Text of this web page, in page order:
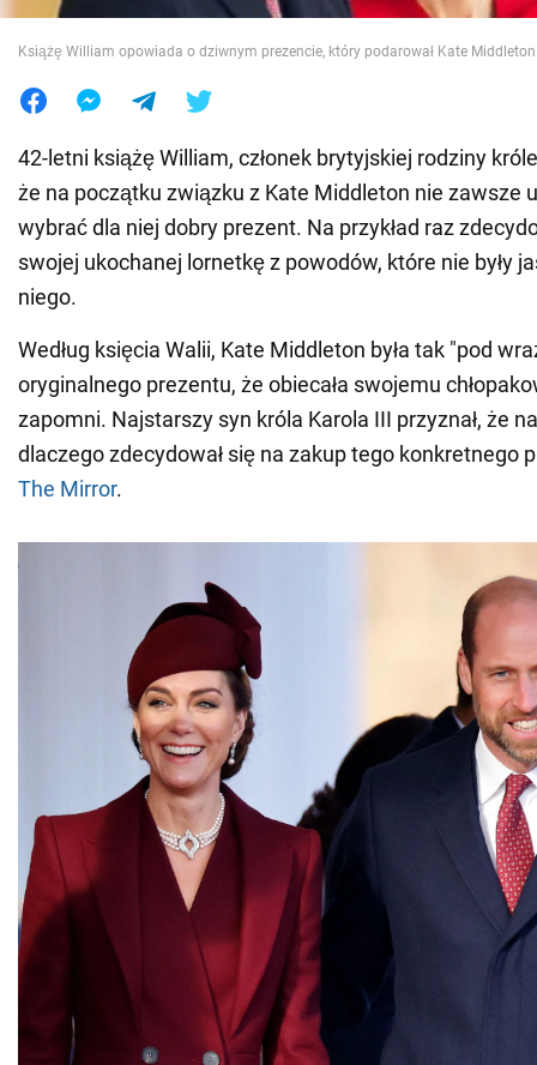
Jedzenie
Książę William opowiada o dziwnym prezencie, który podarował Kate Middleton
42-letni książę William, członek brytyjskiej rodziny
że na początku związku z Kate Middleton nie zawsze
wybrać dla niej dobry prezent. Na przykład raz
swojej ukochanej lornetkę z powodów, które nie były
niego.
Według księcia Walii, Kate Middleton była tak "pod
oryginalnego prezentu, że obiecała swojemu
zapomni. Najstarszy syn króla Karola III przyznał, że
dlaczego zdecydował się na zakup tego konkretnego
The Mirror.